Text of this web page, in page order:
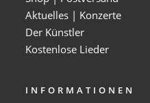
Aktuelles | Konzerte
Der Künstler
Kostenlose Lieder
INFORMATIONEN